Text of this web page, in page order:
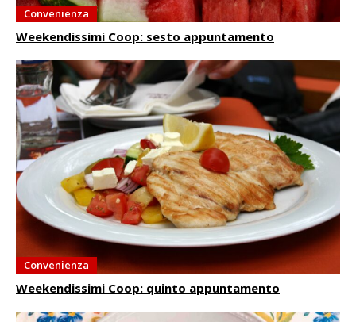
Convenienza
Weekendissimi Coop: sesto appuntamento
Convenienza
Weekendissimi Coop: quinto appuntamento